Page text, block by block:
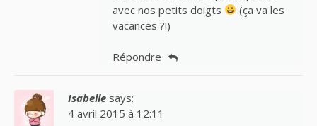
avec nos petits doigts
(ça va les
vacances ?!)
Répondre
Isabelle says:
4 avril 2015 à 12:11